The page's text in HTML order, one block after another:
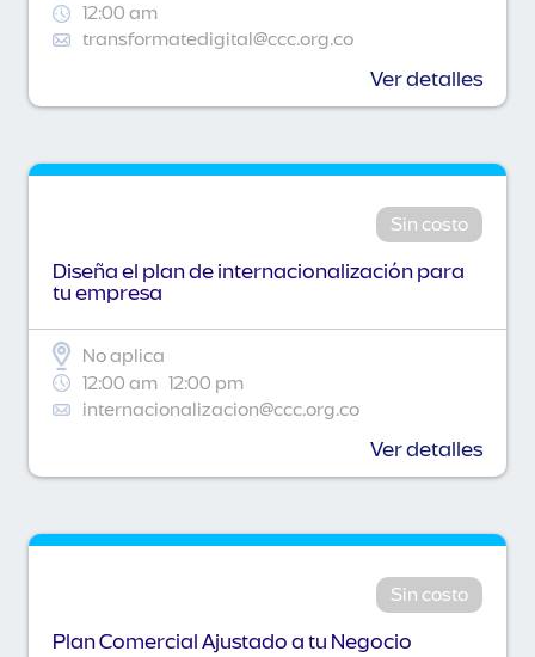
12:00 am
transformatedigital@ccc.org.co
Ver detalles
Sin costo
Diseña el plan de internacionalización para
tu empresa
No aplica
12:00 am 12:00 pm
internacionalizacion@ccc.org.co
Ver detalles
Sin costo
Plan Comercial Ajustado a tu Negocio